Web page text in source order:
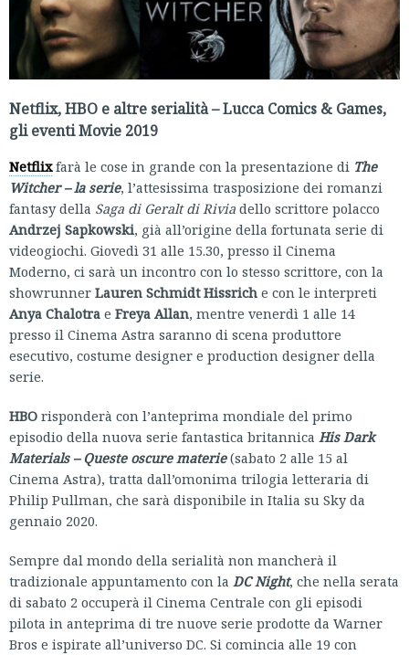
Netflix, HBO e altre serialità – Lucca Comics & Games,
gli eventi Movie 2019
Netflixfarà le cose in grande con la presentazione di The
Witcher – la serie, l’attesissima trasposizione dei romanzi
fantasy della Saga di Geralt di Rivia dello scrittore polacco
Andrzej Sapkowski, già all’origine della fortunata serie di
videogiochi. Giovedì 31 alle 15.30, presso il Cinema
Moderno, ci sarà un incontro con lo stesso scrittore, con la
showrunner Lauren Schmidt Hissrich e con le interpreti
Anya Chalotra e Freya Allan, mentre venerdì 1 alle 14
presso il Cinema Astra saranno di scena produttore
esecutivo, costume designer e production designer della
serie.
HBO risponderà con l’anteprima mondiale del primo
episodio della nuova serie fantastica britannica His Dark
Materials – Queste oscure materie(sabato 2 alle 15 al
Cinema Astra), tratta dall’omonima trilogia letteraria di
Philip Pullman, che sarà disponibile in Italia su Sky da
gennaio 2020.
Sempre dal mondo della serialità non mancherà il
tradizionale appuntamento con la DC Night, che nella serata
di sabato 2 occuperà il Cinema Centrale con gli episodi
pilota in anteprima di tre nuove serie prodotte da Warner
Bros e ispirate all’universo DC. Si comincia alle 19 con